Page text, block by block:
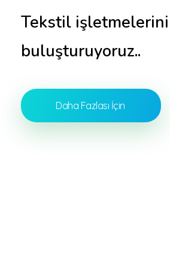
Tekstil
buluşturuyoruz..
Daha Fazlası İçin